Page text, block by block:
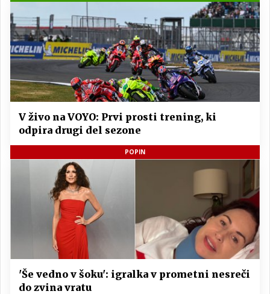
V živo na VOYO: Prvi prosti trening, ki
odpira drugi del sezone
POPIN
'Še vedno v šoku': igralka v prometni nesreči
do zvina vratu